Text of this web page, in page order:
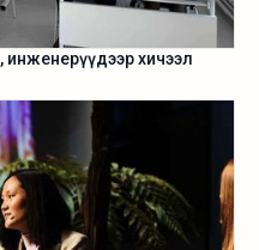
хичээл